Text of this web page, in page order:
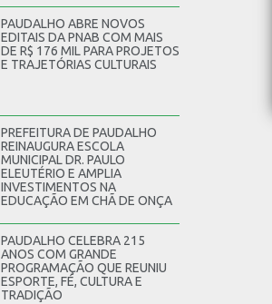
PAUDALHO ABRE NOVOS
EDITAIS DA PNAB COM MAIS
DE R$ 176 MIL PARA PROJETOS
E TRAJETÓRIAS CULTURAIS
PREFEITURA DE PAUDALHO
REINAUGURA ESCOLA
MUNICIPAL DR. PAULO
ELEUTÉRIO E AMPLIA
INVESTIMENTOS NA
EDUCAÇÃO EM CHÃ DE ONÇA
PAUDALHO CELEBRA 215
ANOS COM GRANDE
PROGRAMAÇÃO QUE REUNIU
ESPORTE, FÉ, CULTURA E
TRADIÇÃO